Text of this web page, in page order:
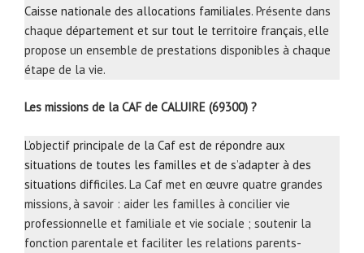
Caisse nationale des allocations familiales. Présente dans
chaque département et sur tout le territoire français, elle
propose un ensemble de prestations disponibles à chaque
étape de la vie.
Les missions de la CAF de CALUIRE (69300) ?
L’objectif principale de la Caf est de répondre aux
situations de toutes les familles et de s’adapter à des
situations difficiles. La Caf met en œuvre quatre grandes
missions, à savoir : aider les familles à concilier vie
professionnelle et familiale et vie sociale ; soutenir la
fonction parentale et faciliter les relations parents-